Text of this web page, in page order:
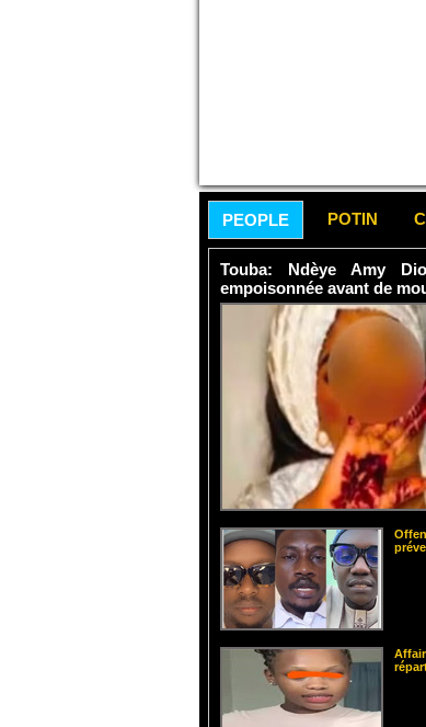
PEOPLE POTIN
Touba: Ndèye Amy
empoisonnée avant de